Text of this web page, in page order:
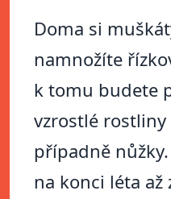
Doma si
namnožíte
k tomu budete
vzrostlé rostliny
případně
na konci léta